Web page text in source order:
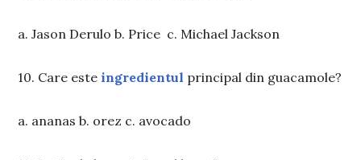
a. Jason Derulo b. Price c. Michael Jackson
10. Care este ingredientul principal din guacamole?
a. ananas b. orez c. avocado